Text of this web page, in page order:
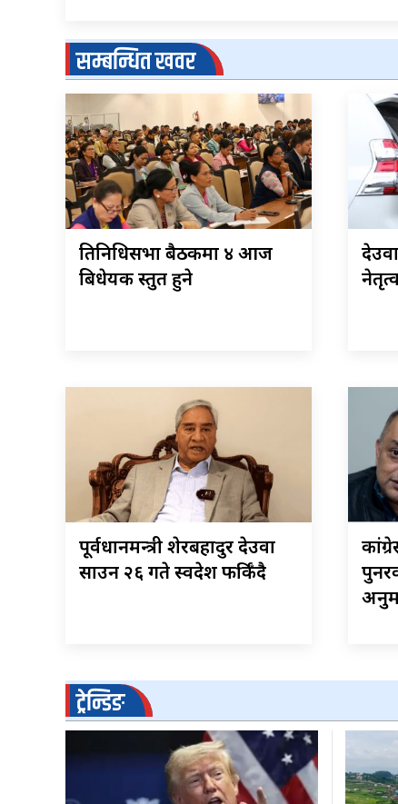
सम्बन्धित खवर
प्रतिनिधिसभा बैठकमा ४ आज
बिधेयक प्रस्तुत हुने
पूर्वप्रधानमन्त्री शेरबहादुर देउवा
साउन २६ गते स्वदेश फर्किँदै
ट्रेन्डिङ